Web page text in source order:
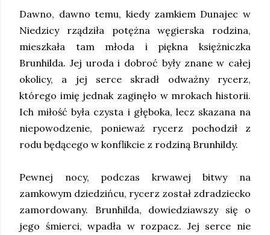
Dawno, dawno temu, kiedy zamkiem Dunajec w
Niedzicy rządziła potężna węgierska rodzina,
mieszkała tam młoda i piękna księżniczka
Brunhilda. Jej uroda i dobroć były znane w całej
okolicy, a jej serce skradł odważny rycerz,
którego imię jednak zaginęło w mrokach historii.
Ich miłość była czysta i głęboka, lecz skazana na
niepowodzenie, ponieważ rycerz pochodził z
rodu będącego w konflikcie z rodziną Brunhildy.
Pewnej nocy, podczas krwawej bitwy na
zamkowym dziedzińcu, rycerz został zdradziecko
zamordowany. Brunhilda, dowiedziawszy się o
jego śmierci, wpadła w rozpacz. Jej serce nie